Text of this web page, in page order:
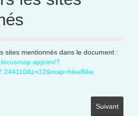
sites mentionnés dans le document :
en/?
03 lemberg Article
Suivant